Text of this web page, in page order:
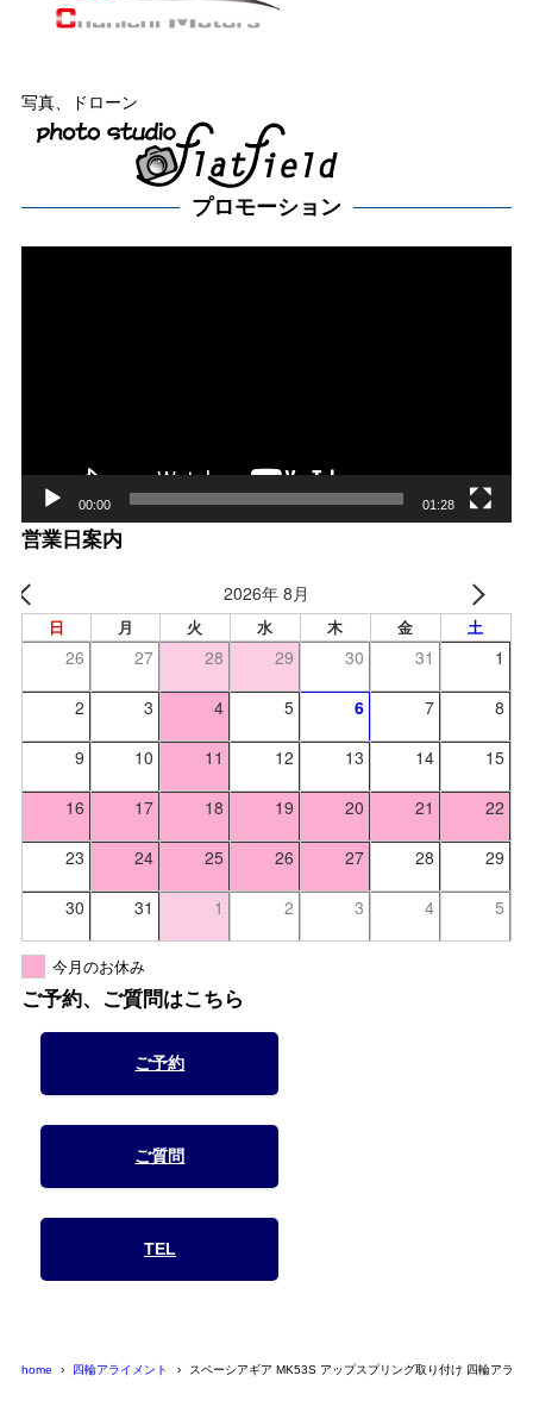
写真、ドローン
プロモーション
00:00 01:28
営業日案内
2026年 8月
日 月 火 水 木 金 土
26 27 28 29 30 31 1
2 3 4 5 6 7 8
9 10 11 12 13 14 15
16 17 18 19 20 21 22
23 24 25 26 27 28 29
30 31 1 2 3 4 5
今月のお休み
ご予約、ご質問はこちら
ご予約
ご質問
TEL
home 四輪アライメント スペーシアギア MK53S アップスプリング取り付け 四輪アライ